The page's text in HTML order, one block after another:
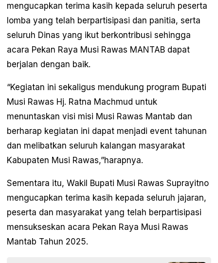
mengucapkan terima kasih kepada seluruh peserta
lomba yang telah berpartisipasi dan panitia, serta
seluruh Dinas yang ikut berkontribusi sehingga
acara Pekan Raya Musi Rawas MANTAB dapat
berjalan dengan baik.
“Kegiatan ini sekaligus mendukung program Bupati
Musi Rawas Hj. Ratna Machmud untuk
menuntaskan visi misi Musi Rawas Mantab dan
berharap kegiatan ini dapat menjadi event tahunan
dan melibatkan seluruh kalangan masyarakat
Kabupaten Musi Rawas,”harapnya.
Sementara itu, Wakil Bupati Musi Rawas Suprayitno
mengucapkan terima kasih kepada seluruh jajaran,
peserta dan masyarakat yang telah berpartisipasi
mensukseskan acara Pekan Raya Musi Rawas
Mantab Tahun 2025.